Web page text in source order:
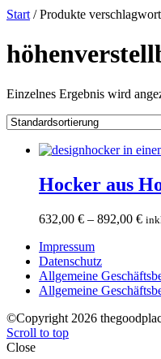
Start / Produkte
Einzelnes Ergebnis wird
Hocker aus
632,00 € – 892,00 €
Impressum
Datenschutz
Allgemeine
Allgemeine
©Copyright 2026
Scroll to top
Close